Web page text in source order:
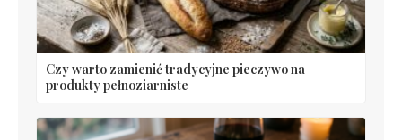
Czy warto zamienić tradycyjne pieczywo na
produkty pełnoziarniste